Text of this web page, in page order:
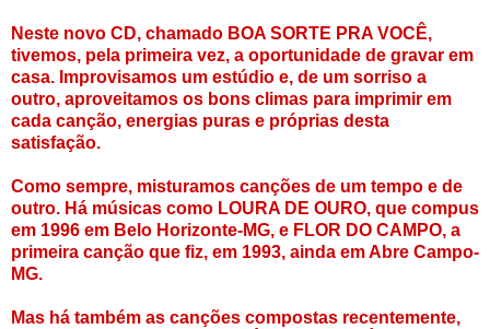
Neste novo CD, chamado BOA SORTE PRA VOCÊ,
tivemos, pela primeira vez, a oportunidade de gravar em
casa. Improvisamos um estúdio e, de um sorriso a
outro, aproveitamos os bons climas para imprimir em
cada canção, energias puras e próprias desta
satisfação.
Como sempre, misturamos canções de um tempo e de
outro. Há músicas como LOURA DE OURO, que compus
em 1996 em Belo Horizonte-MG, e FLOR DO CAMPO, a
primeira canção que fiz, em 1993, ainda em Abre Campo-
MG.
Mas há também as canções compostas recentemente,